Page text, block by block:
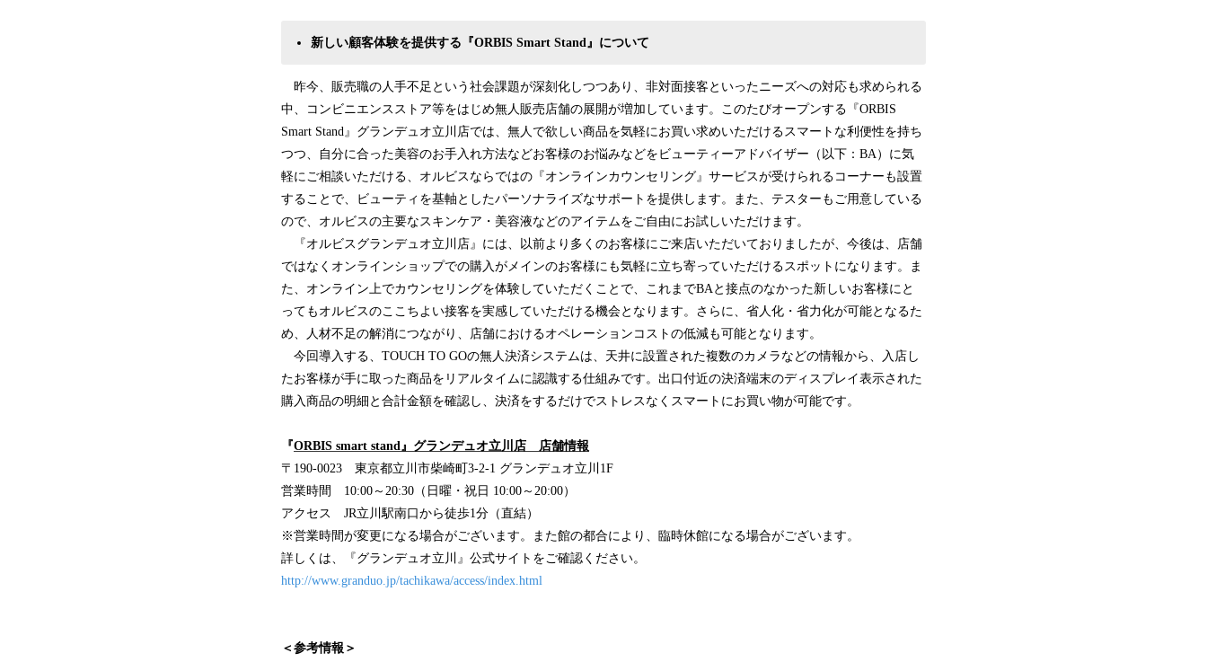
新しい顧客体験を提供する『ORBIS Smart Stand』について
昨今、販売職の人手不足という社会課題が深刻化しつつあり、非対面接客といったニーズへの対応も求められる
中、コンビニエンスストア等をはじめ無人販売店舗の展開が増加しています。このたびオープンする『ORBIS
Smart Stand』グランデュオ立川店では、無人で欲しい商品を気軽にお買い求めいただけるスマートな利便性を持ち
つつ、自分に合った美容のお手入れ方法などお客様のお悩みなどをビューティーアドバイザー（以下：BA）に気
軽にご相談いただける、オルビスならではの『オンラインカウンセリング』サービスが受けられるコーナーも設置
することで、ビューティを基軸としたパーソナライズなサポートを提供します。また、テスターもご用意している
ので、オルビスの主要なスキンケア・美容液などのアイテムをご自由にお試しいただけます。
『オルビスグランデュオ立川店』には、以前より多くのお客様にご来店いただいておりましたが、今後は、店舗
ではなくオンラインショップでの購入がメインのお客様にも気軽に立ち寄っていただけるスポットになります。ま
た、オンライン上でカウンセリングを体験していただくことで、これまでBAと接点のなかった新しいお客様にと
ってもオルビスのここちよい接客を実感していただける機会となります。さらに、省人化・省力化が可能となるた
め、人材不足の解消につながり、店舗におけるオペレーションコストの低減も可能となります。
今回導入する、TOUCH TO GOの無人決済システムは、天井に設置された複数のカメラなどの情報から、入店し
たお客様が手に取った商品をリアルタイムに認識する仕組みです。出口付近の決済端末のディスプレイ表示された
購入商品の明細と合計金額を確認し、決済をするだけでストレスなくスマートにお買い物が可能です。
『ORBIS smart stand』グランデュオ立川店 店舗情報
〒190-0023 東京都立川市柴崎町3-2-1 グランデュオ立川1F
営業時間 10:00～20:30（日曜・祝日 10:00～20:00）
アクセス JR立川駅南口から徒歩1分（直結）
※営業時間が変更になる場合がございます。また館の都合により、臨時休館になる場合がございます。
詳しくは、『グランデュオ立川』公式サイトをご確認ください。
http://www.granduo.jp/tachikawa/access/index.html
＜参考情報＞